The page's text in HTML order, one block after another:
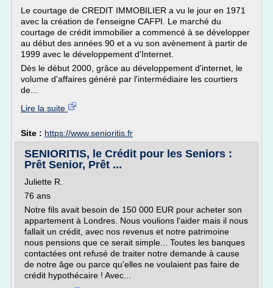
Le courtage de CREDIT IMMOBILIER a vu le jour en 1971
avec la création de l'enseigne CAFPI. Le marché du
courtage de crédit immobilier a commencé à se développer
au début des années 90 et a vu son avènement à partir de
1999 avec le développement d'Internet.
Dès le début 2000, grâce au développement d'internet, le
volume d'affaires généré par l'intermédiaire les courtiers
de...
Lire la suite
Site : https://www.senioritis.fr
SENIORITIS, le Crédit pour les Seniors :
Prêt Senior, Prêt ...
Juliette R.
76 ans
Notre fils avait besoin de 150 000 EUR pour acheter son
appartement à Londres. Nous voulions l'aider mais il nous
fallait un crédit, avec nos revenus et notre patrimoine
nous pensions que ce serait simple... Toutes les banques
contactées ont refusé de traiter notre demande à cause
de notre âge ou parce qu'elles ne voulaient pas faire de
crédit hypothécaire ! Avec...